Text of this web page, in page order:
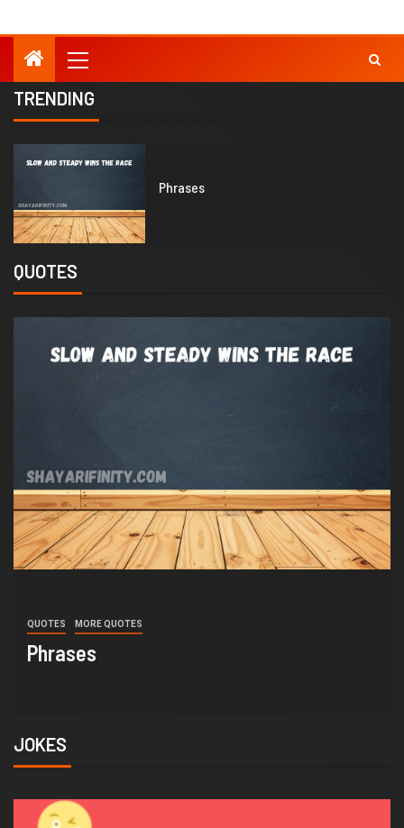
TRENDING
1
Phrases
QUOTES
QUOTES MORE QUOTES
Insurance Quotes
JOKES